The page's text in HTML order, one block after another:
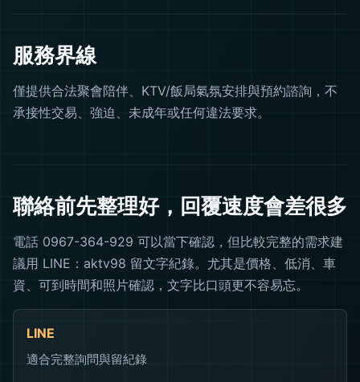
服務界線
僅提供合法聚會陪伴、KTV/飯局氣氛安排與預約諮詢，不
承接性交易、強迫、未成年或任何違法要求。
聯絡前先整理好，回覆速度會差很多
電話 0967-364-929 可以當下確認，但比較完整的需求建
議用 LINE：aktv98 留文字紀錄。尤其是價格、低消、車
資、可到時間和照片確認，文字比口頭更不容易忘。
LINE
適合完整詢問與留紀錄